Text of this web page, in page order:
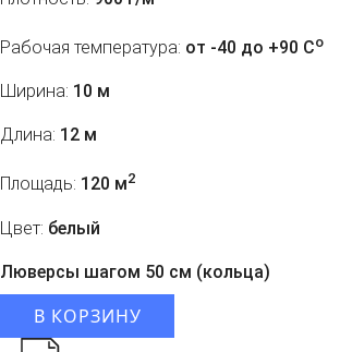
Рабочая температура: от -40 до +90 Co
Ширина: 10 м
Длина: 12 м
Площадь: 120 м2
Цвет: белый
Люверсы шагом 50 см (кольца)
В КОРЗИНУ